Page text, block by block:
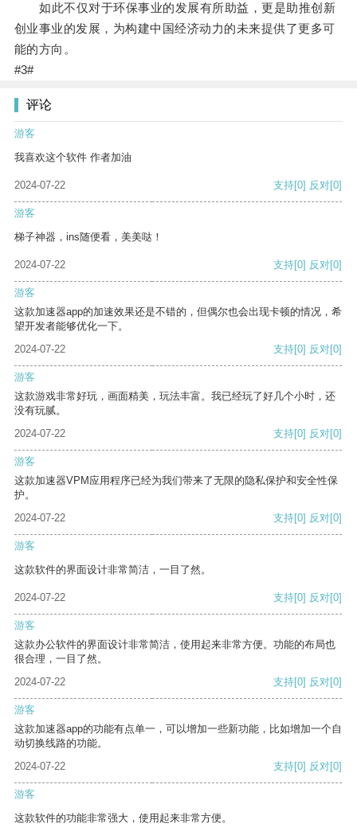
如此不仅对于环保事业的发展有所助益，更是助推创新
创业事业的发展，为构建中国经济动力的未来提供了更多可
能的方向。
#3#
评论
游客
我喜欢这个软件 作者加油
2024-07-22 支持[0] 反对[0]
游客
梯子神器，ins随便看，美美哒！
2024-07-22 支持[0] 反对[0]
游客
这款加速器app的加速效果还是不错的，但偶尔也会出现卡顿的情况，希
望开发者能够优化一下。
2024-07-22
支持[0] 反对[0]
游客
这款游戏非常好玩，画面精美，玩法丰富。我已经玩了好几个小时，还
没有玩腻。
2024-07-22
支持[0] 反对[0]
游客
这款加速器VPM应用程序已经为我们带来了无限的隐私保护和安全性保
护。
2024-07-22
支持[0] 反对[0]
游客
这款软件的界面设计非常简洁，一目了然。
2024-07-22 支持[0] 反对[0]
游客
这款办公软件的界面设计非常简洁，使用起来非常方便。功能的布局也
很合理，一目了然。
2024-07-22
支持[0] 反对[0]
游客
这款加速器app的功能有点单一，可以增加一些新功能，比如增加一个自
动切换线路的功能。
2024-07-22
支持[0] 反对[0]
游客
这款软件的功能非常强大，使用起来非常方便。